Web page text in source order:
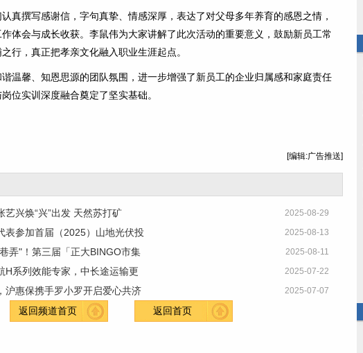
真撰写感谢信，字句真挚、情感深厚，表达了对父母多年养育的感恩之情，
体会与成长收获。李鼠伟为大家讲解了此次活动的重要意义，鼓励新员工常
行，真正把孝亲文化融入职业生涯起点。
温馨、知恩思源的团队氛围，进一步增强了新员工的企业归属感和家庭责任
位实训深度融合奠定了坚实基础。
[编辑:广告推送]
兴焕“兴”出发 天然苏打矿 2025-08-29
表参加首届（2025）山地光伏投 2025-08-13
弄"！第三届「正大BINGO市集 2025-08-11
H系列效能专家，中长途运输更 2025-07-22
沪惠保携手罗小罗开启爱心共济 2025-07-07
返回频道首页 返回首页